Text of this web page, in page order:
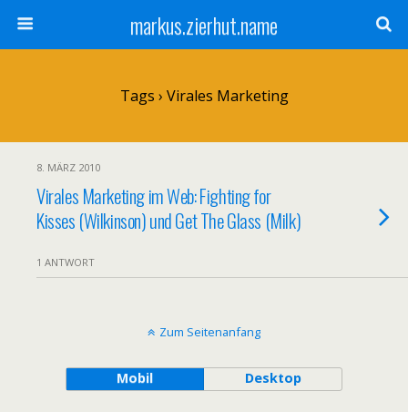
markus.zierhut.name
Tags › Virales Marketing
8. MÄRZ 2010
Virales Marketing im Web: Fighting for
Kisses (Wilkinson) und Get The Glass (Milk)
1 ANTWORT
Zum Seitenanfang
Mobil Desktop